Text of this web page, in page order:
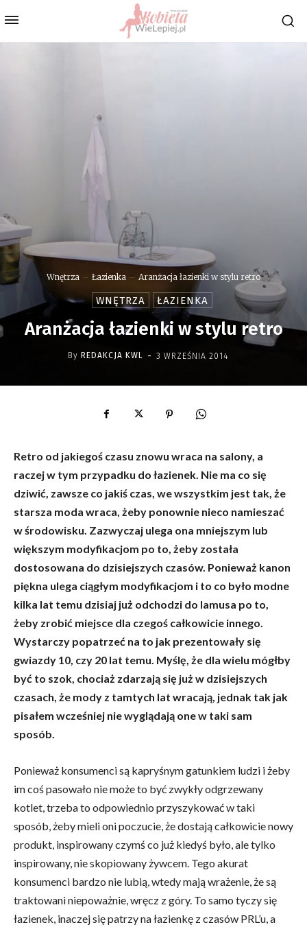
Wnętrza Łazienka Aranżacja łazienki w stylu retro
WNĘTRZA ŁAZIENKA
Aranżacja łazienki w stylu retro
By REDAKCJA KWL - 3 WRZEŚNIA 2014
Retro od jakiegoś czasu znowu wraca na salony, a
raczej w tym przypadku do łazienek. Nie ma co się
dziwić, zawsze co jakiś czas, we wszystkim jest tak, że
starsza moda wraca, żeby ponownie nieco namieszać
w środowisku. Zazwyczaj ulega ona mniejszym lub
większym modyfikacjom po to, żeby została
dostosowana do dzisiejszych czasów. Ponieważ kanon
piękna ulega ciągłym modyfikacjom i to co było modne
kilka lat temu dzisiaj już odchodzi do lamusa po to,
żeby zrobić miejsce dla czegoś całkowicie innego.
Wystarczy popatrzeć na to jak prezentowały się
gwiazdy 10, czy 20 lat temu. Myślę, że dla wielu mógłby
być to szok, chociaż zdarzają się już w dzisiejszych
czasach, że mody z tamtych lat wracają, jednak tak jak
pisałem wcześniej nie wyglądają one w taki sam
sposób.
Ponieważ konsumenci są kapryśnym gatunkiem ludzi i żeby
im coś pasowało nie może to być zwykły odgrzewany
kotlet, trzeba to odpowiednio przyszykować w taki
sposób, żeby mieli oni poczucie, że dostają całkowicie nowy
produkt, inspirowany czymś co już kiedyś było, ale tylko
inspirowany, nie skopiowany żywcem. Tego akurat
konsumenci bardzo nie lubią, wtedy mają wrażenie, że są
traktowani niepoważnie, wręcz z góry. To samo tyczy się
łazienek, inaczej się patrzy na łazienkę z czasów PRL’u, a